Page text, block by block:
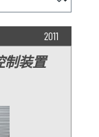
2011
控制装置